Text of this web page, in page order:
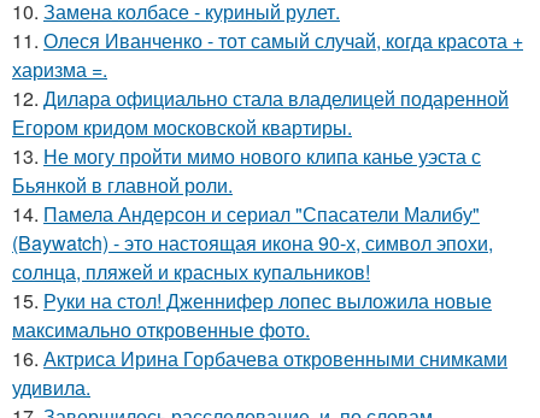
10. Замена колбасе - куриный рулет.
11. Олеся Иванченко - тот самый случай, когда красота +
харизма =.
12. Дилара официально стала владелицей подаренной
Егором кридом московской квартиры.
13. Не могу пройти мимо нового клипа канье уэста с
Бьянкой в главной роли.
14. Памела Андерсон и сериал "Спасатели Малибу"
(Baywatch) - это настоящая икона 90-х, символ эпохи,
солнца, пляжей и красных купальников!
15. Руки на стол! Дженнифер лопес выложила новые
максимально откровенные фото.
16. Актриса Ирина Горбачева откровенными снимками
удивила.